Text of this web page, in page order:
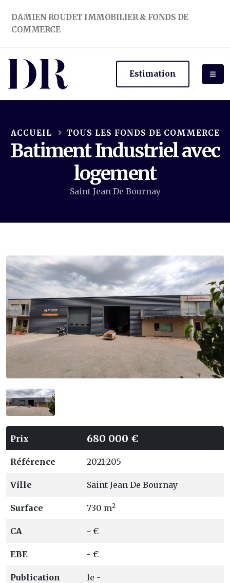
DAMIEN ROUDET IMMOBILIER & FONDS DE
COMMERCE
Estimation
Batiment Industriel avec
logement
Saint Jean De Bournay
ACCUEIL TOUS LES FONDS DE COMMERCE
Prix 680 000 €
Référence 2021-205
Ville Saint Jean De Bournay
Surface 730 m2
CA - €
EBE - €
Publication le -